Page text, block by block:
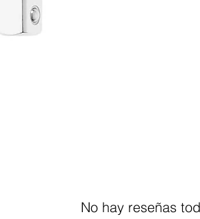
No hay reseñas